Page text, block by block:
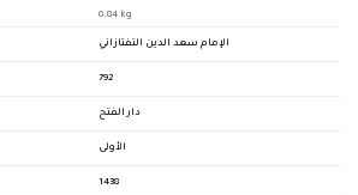
0.84 kg
الإمام سعد الدين التفتازاني
792
دار الفتح
الأولى
1438